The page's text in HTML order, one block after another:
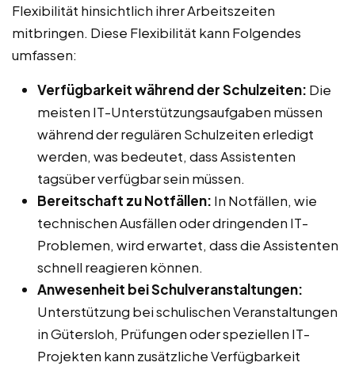
Flexibilität hinsichtlich ihrer Arbeitszeiten
mitbringen. Diese Flexibilität kann Folgendes
umfassen:
Verfügbarkeit während der Schulzeiten: Die
meisten IT-Unterstützungsaufgaben müssen
während der regulären Schulzeiten erledigt
werden, was bedeutet, dass Assistenten
tagsüber verfügbar sein müssen.
Bereitschaft zu Notfällen: In Notfällen, wie
technischen Ausfällen oder dringenden IT-
Problemen, wird erwartet, dass die Assistenten
schnell reagieren können.
Anwesenheit bei Schulveranstaltungen:
Unterstützung bei schulischen Veranstaltungen
in Gütersloh, Prüfungen oder speziellen IT-
Projekten kann zusätzliche Verfügbarkeit